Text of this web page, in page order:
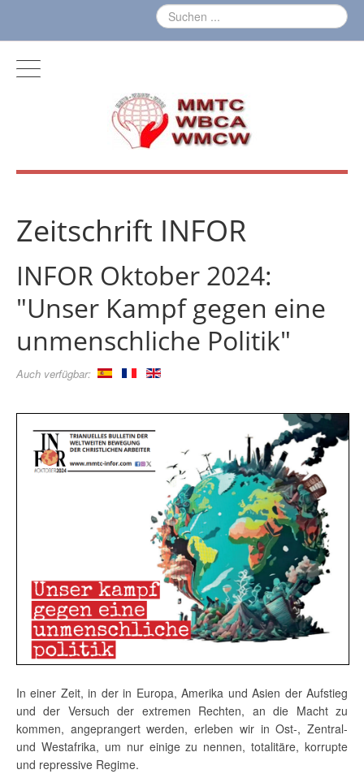
Zeitschrift INFOR
INFOR Oktober 2024:
"Unser Kampf gegen eine
unmenschliche Politik"
Auch verfügbar:
In einer Zeit, in der in Europa, Amerika und Asien der Aufstieg
und der Versuch der extremen Rechten, an die Macht zu
kommen, angeprangert werden, erleben wir in Ost-, Zentral-
und Westafrika, um nur einige zu nennen, totalitäre, korrupte
und repressive Regime.